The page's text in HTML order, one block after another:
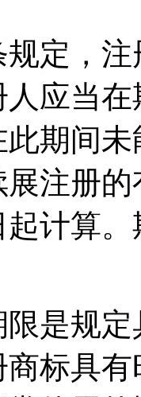
定，
应当
期间
注册
计算
是规
商标具